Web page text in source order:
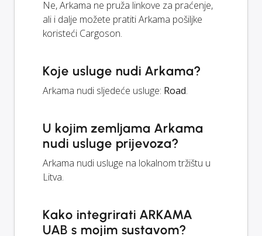
Ne, Arkama ne pruža linkove za praćenje,
ali i dalje možete pratiti Arkama pošiljke
koristeći Cargoson.
Koje usluge nudi Arkama?
Arkama nudi sljedeće usluge: Road.
U kojim zemljama Arkama
nudi usluge prijevoza?
Arkama nudi usluge na lokalnom tržištu u
Litva.
Kako integrirati ARKAMA
UAB s mojim sustavom?